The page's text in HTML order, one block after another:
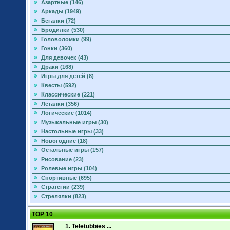
Азартные (146)
Аркады (1949)
Бегалки (72)
Бродилки (530)
Головоломки (99)
Гонки (360)
Для девочек (43)
Драки (168)
Игры для детей (8)
Квесты (592)
Классические (221)
Леталки (356)
Логические (1014)
Музыкальные игры (30)
Настольные игры (33)
Новогодние (18)
Остальные игры (157)
Рисование (23)
Ролевые игры (104)
Спортивные (695)
Стратегии (239)
Стрелялки (823)
TOP 10
1. Teletubbies ...